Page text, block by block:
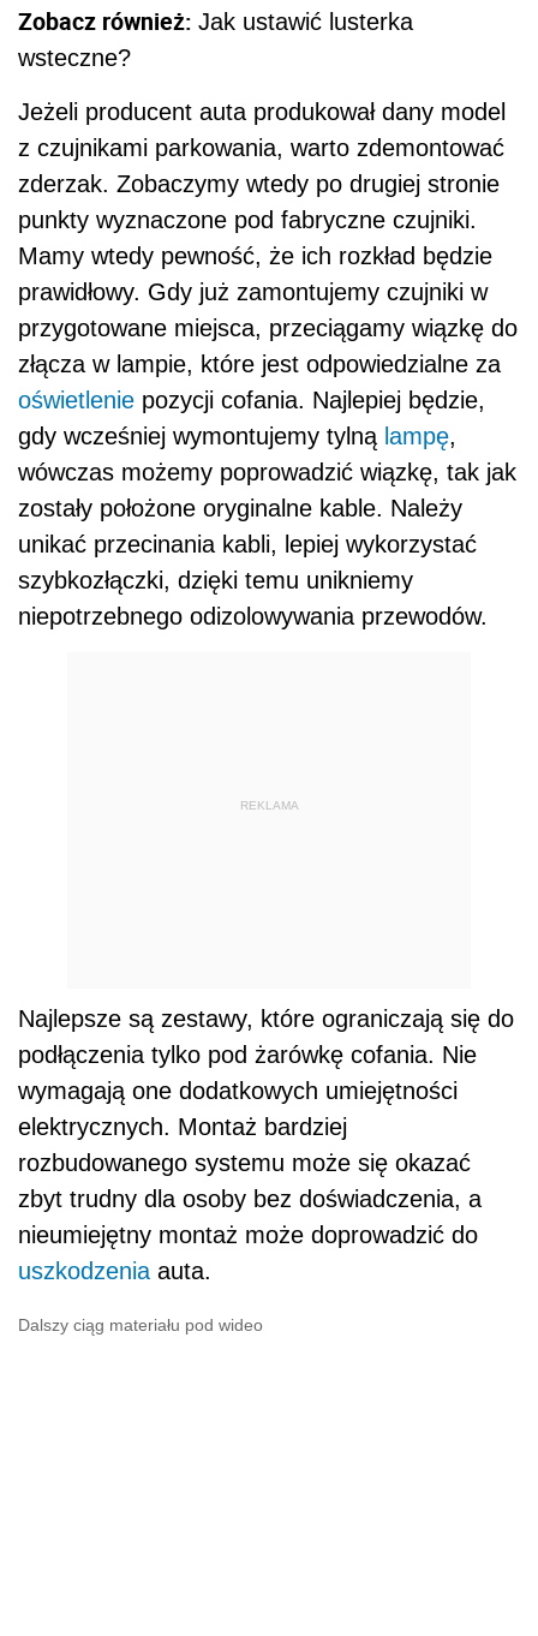
Zobacz również: Jak ustawić lusterka
wsteczne?
Jeżeli producent auta produkował dany model
z czujnikami parkowania, warto zdemontować
zderzak. Zobaczymy wtedy po drugiej stronie
punkty wyznaczone pod fabryczne czujniki.
Mamy wtedy pewność, że ich rozkład będzie
prawidłowy. Gdy już zamontujemy czujniki w
przygotowane miejsca, przeciągamy wiązkę do
złącza w lampie, które jest odpowiedzialne za
oświetlenie pozycji cofania. Najlepiej będzie,
gdy wcześniej wymontujemy tylną lampę,
wówczas możemy poprowadzić wiązkę, tak jak
zostały położone oryginalne kable. Należy
unikać przecinania kabli, lepiej wykorzystać
szybkozłączki, dzięki temu unikniemy
niepotrzebnego odizolowywania przewodów.
REKLAMA
Najlepsze są zestawy, które ograniczają się do
podłączenia tylko pod żarówkę cofania. Nie
wymagają one dodatkowych umiejętności
elektrycznych. Montaż bardziej
rozbudowanego systemu może się okazać
zbyt trudny dla osoby bez doświadczenia, a
nieumiejętny montaż może doprowadzić do
uszkodzenia auta.
Dalszy ciąg materiału pod wideo